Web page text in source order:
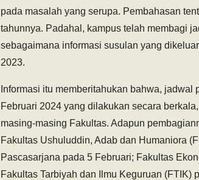
pada masalah yang serupa. Pembahasan
tahunnya. Padahal, kampus telah membagi
sebagaimana informasi susulan yang
2023.
Informasi itu memberitahukan bahwa,
Februari 2024 yang dilakukan secara
masing-masing Fakultas. Adapun
Fakultas Ushuluddin, Adab dan Humaniora
Pascasarjana pada 5 Februari; Fakultas
Fakultas Tarbiyah dan Ilmu Keguruan (FTIK)